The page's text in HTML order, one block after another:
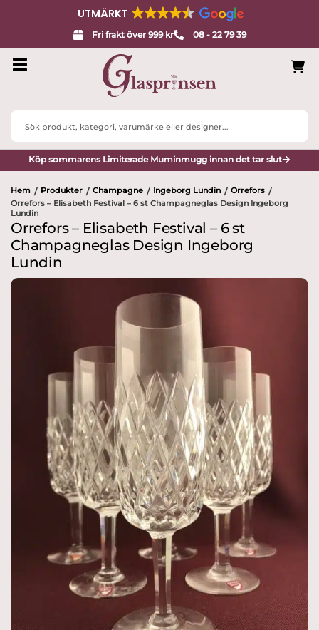
UTMÄRKT
Fri frakt över 999 kr 08 - 22 79 39
Search
Köp sommarens Limiterade Muminmugg innan det tar slut
Hem / Produkter / Champagne / Ingeborg Lundin / Orrefors /
Orrefors – Elisabeth Festival – 6 st Champagneglas Design Ingeborg
Lundin
Orrefors – Elisabeth Festival – 6 st
Champagneglas Design Ingeborg
Lundin